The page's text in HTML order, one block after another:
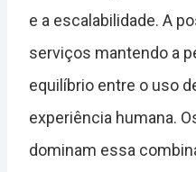
e a escalabilidade. A
serviços mantendo a
equilíbrio entre o uso
experiência humana.
dominam essa